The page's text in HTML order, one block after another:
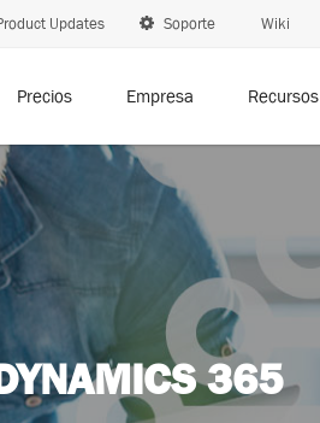
Updates Soporte Wiki
Precios Empresa Recursos
365